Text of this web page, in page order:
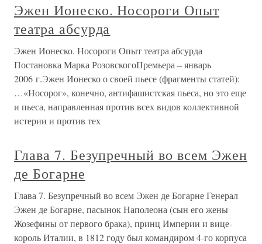
Эжен Ионеско. Носороги Опыт
театра абсурда
Эжен Ионеско. Носороги Опыт театра абсурда
Постановка Марка РозовскогоПремьера – январь
2006 г.Эжен Ионеско о своей пьесе (фрагменты статей):
…«Носорог», конечно, антифашистская пьеса, но это еще
и пьеса, направленная против всех видов коллективной
истерии и против тех
Глава 7. Безупречный во всем Эжен
де Богарне
Глава 7. Безупречный во всем Эжен де Богарне Генерал
Эжен де Богарне, пасынок Наполеона (сын его жены
Жозефины от первого брака), принц Империи и вице-
король Италии, в 1812 году был командиром 4-го корпуса